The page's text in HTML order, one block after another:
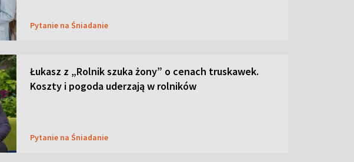
Pytanie na Śniadanie
Łukasz z „Rolnik szuka żony” o cenach truskawek.
Koszty i pogoda uderzają w rolników
Pytanie na Śniadanie